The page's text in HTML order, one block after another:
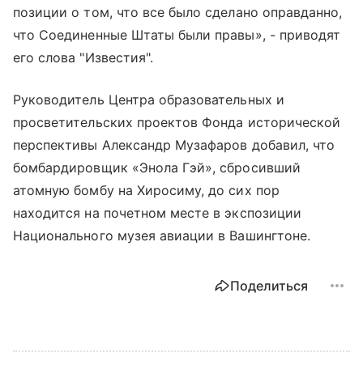
позиции о том, что все было сделано оправданно,
что Соединенные Штаты были правы», - приводят
его слова "Известия".
Руководитель Центра образовательных и
просветительских проектов Фонда исторической
перспективы Александр Музафаров добавил, что
бомбардировщик «Энола Гэй», сбросивший
атомную бомбу на Хиросиму, до сих пор
находится на почетном месте в экспозиции
Национального музея авиации в Вашингтоне.
Поделиться